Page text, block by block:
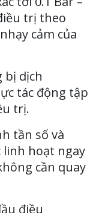
trị theo
cảm của
bị dịch
tác động tập
trị.
tần số và
linh hoạt ngay
cần quay
điều